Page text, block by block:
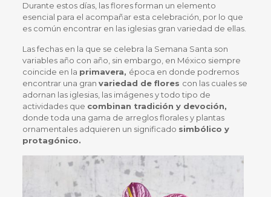
Durante estos días, las flores forman un elemento
esencial para el acompañar esta celebración, por lo que
es común encontrar en las iglesias gran variedad de ellas.
Las fechas en la que se celebra la Semana Santa son
variables año con año, sin embargo, en México siempre
coincide en la primavera, época en donde podremos
encontrar una granvariedad de flores con las cuales se
adornan las iglesias, las imágenes y todo tipo de
actividades que combinan tradición y devoción,
donde toda una gama de arreglos florales y plantas
ornamentales adquieren un significado simbólico y
protagónico.